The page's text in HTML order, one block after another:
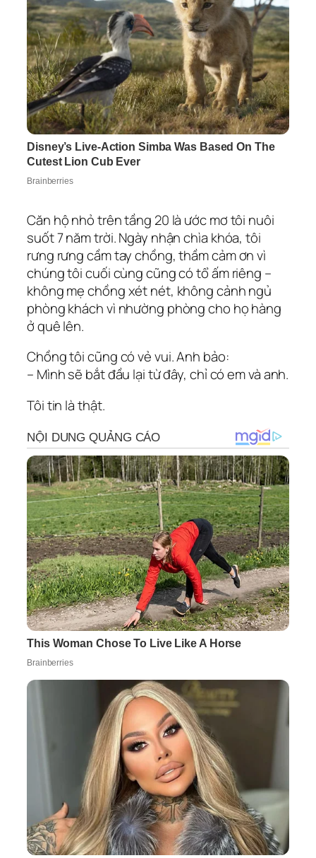
Căn hộ nhỏ trên tầng 20 là ước mơ tôi nuôi
suốt 7 năm trời. Ngày nhận chìa khóa, tôi
rưng rưng cầm tay chồng, thầm cảm ơn vì
chúng tôi cuối cùng cũng có tổ ấm riêng –
không mẹ chồng xét nét, không cảnh ngủ
phòng khách vì nhường phòng cho họ hàng
ở quê lên.
Chồng tôi cũng có vẻ vui. Anh bảo:
– Mình sẽ bắt đầu lại từ đây, chỉ có em và anh.
Tôi tin là thật.